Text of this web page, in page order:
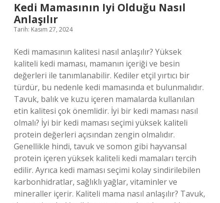
Kedi Mamasının Iyi Olduğu Nasıl
Anlaşılır
Tarih: Kasım 27, 2024
Kedi mamasının kalitesi nasıl anlaşılır? Yüksek
kaliteli kedi maması, mamanın içeriği ve besin
değerleri ile tanımlanabilir. Kediler etçil yırtıcı bir
türdür, bu nedenle kedi mamasında et bulunmalıdır.
Tavuk, balık ve kuzu içeren mamalarda kullanılan
etin kalitesi çok önemlidir. İyi bir kedi maması nasıl
olmalı? İyi bir kedi maması seçimi yüksek kaliteli
protein değerleri açısından zengin olmalıdır.
Genellikle hindi, tavuk ve somon gibi hayvansal
protein içeren yüksek kaliteli kedi mamaları tercih
edilir. Ayrıca kedi maması seçimi kolay sindirilebilen
karbonhidratlar, sağlıklı yağlar, vitaminler ve
mineraller içerir. Kaliteli mama nasıl anlaşılır? Tavuk,